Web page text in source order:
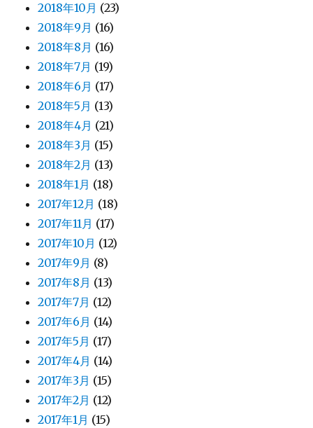
2018年10月 (23)
2018年9月 (16)
2018年8月 (16)
2018年7月 (19)
2018年6月 (17)
2018年5月 (13)
2018年4月 (21)
2018年3月 (15)
2018年2月 (13)
2018年1月 (18)
2017年12月 (18)
2017年11月 (17)
2017年10月 (12)
2017年9月 (8)
2017年8月 (13)
2017年7月 (12)
2017年6月 (14)
2017年5月 (17)
2017年4月 (14)
2017年3月 (15)
2017年2月 (12)
2017年1月 (15)